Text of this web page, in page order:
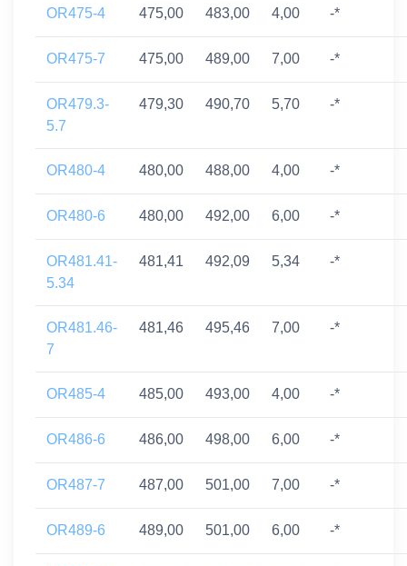
OR475-4 475,00 483,00 4,00 -*
OR475-7 475,00 489,00 7,00 -*
OR479.3-
5.7
479,30 490,70 5,70 -*
OR480-4 480,00 488,00 4,00 -*
OR480-6 480,00 492,00 6,00 -*
OR481.41-
5.34
481,41 492,09 5,34 -*
OR481.46-
7
481,46 495,46 7,00 -*
OR485-4 485,00 493,00 4,00 -*
OR486-6 486,00 498,00 6,00 -*
OR487-7 487,00 501,00 7,00 -*
OR489-6 489,00 501,00 6,00 -*